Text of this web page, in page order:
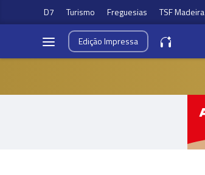
D7 Turismo Freguesias TSF Madeira
EdiçãoImpressa